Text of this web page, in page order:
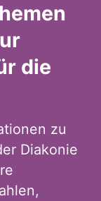
die
zu
Diakonie